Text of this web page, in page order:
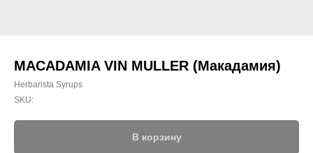
MACADAMIA VIN MULLER (Макадамия)
Herbarista Syrups
SKU:
В корзину